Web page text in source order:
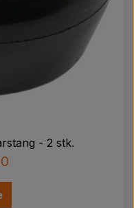
- 2 stk.